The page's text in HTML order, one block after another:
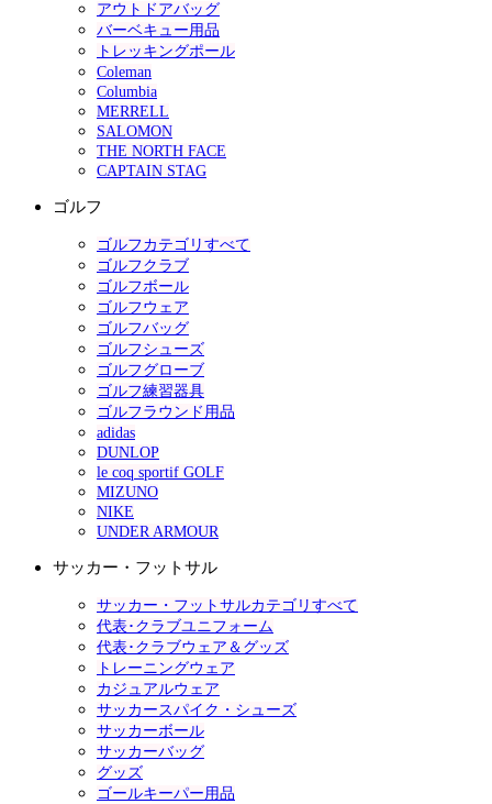
アウトドアバッグ
バーベキュー用品
トレッキングポール
Coleman
Columbia
MERRELL
SALOMON
THE NORTH FACE
CAPTAIN STAG
ゴルフ
ゴルフカテゴリすべて
ゴルフクラブ
ゴルフボール
ゴルフウェア
ゴルフバッグ
ゴルフシューズ
ゴルフグローブ
ゴルフ練習器具
ゴルフラウンド用品
adidas
DUNLOP
le coq sportif GOLF
MIZUNO
NIKE
UNDER ARMOUR
サッカー・フットサル
サッカー・フットサルカテゴリすべて
代表･クラブユニフォーム
代表･クラブウェア＆グッズ
トレーニングウェア
カジュアルウェア
サッカースパイク・シューズ
サッカーボール
サッカーバッグ
グッズ
ゴールキーパー用品